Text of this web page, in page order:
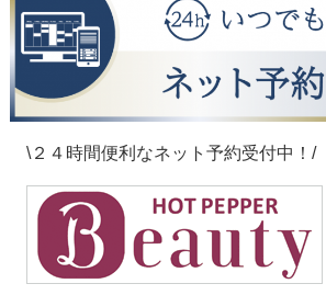
\２４時間便利なネット予約受付中！/